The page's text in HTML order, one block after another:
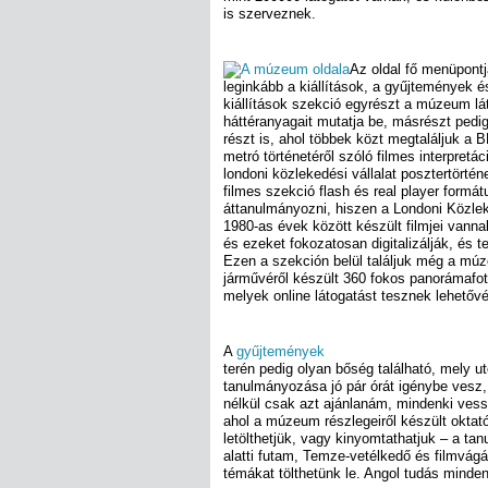
is szerveznek.
Az oldal fő
leginkább a kiállítások, a gyűjtemények
kiállítások szekció egyrészt a múzeum
háttéranyagait mutatja be, másrészt
részt is, ahol többek közt megtaláljuk a
metró történetéről szóló filmes
londoni közlekedési vállalat
filmes szekció flash és real player
áttanulmányozni, hiszen a Londoni
1980-as évek között készült filmjei
és ezeket fokozatosan digitalizálják, és
Ezen a szekción belül találjuk még a
járművéről készült 360 fokos
melyek online látogatást tesznek
A gyűjtemények
terén pedig olyan bőség található, mely
tanulmányozása jó pár órát igénybe
nélkül csak azt ajánlanám, mindenki
ahol a múzeum részlegeiről készült
letölthetjük, vagy kinyomtathatjuk – a
alatti futam, Temze-vetélkedő és
témákat tölthetünk le. Angol tudás